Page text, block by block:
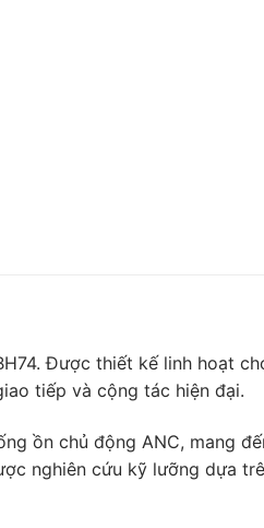
Được thiết kế linh hoạt
tiếp và cộng tác hiện đại.
ồn chủ động ANC, mang
nghiên cứu kỹ lưỡng dựa